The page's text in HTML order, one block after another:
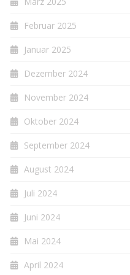
Februar 2025
Januar 2025
Dezember 2024
November 2024
Oktober 2024
September 2024
August 2024
Juli 2024
Juni 2024
Mai 2024
April 2024